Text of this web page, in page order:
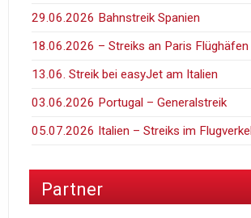
29.06.2026 Bahnstreik Spanien
18.06.2026 – Streiks an Paris Flüghäfen
13.06. Streik bei easyJet am Italien
03.06.2026 Portugal – Generalstreik
05.07.2026 Italien – Streiks im
Partner